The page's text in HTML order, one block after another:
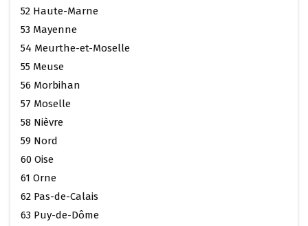
52 Haute-Marne
53 Mayenne
54 Meurthe-et-Moselle
55 Meuse
56 Morbihan
57 Moselle
58 Nièvre
59 Nord
60 Oise
61 Orne
62 Pas-de-Calais
63 Puy-de-Dôme